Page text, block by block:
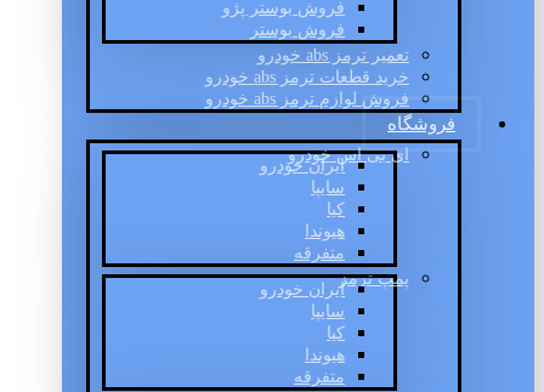
فروش بوستر پژو
فروش بوستر
تعمیر ترمز abs خودرو
خرید قطعات ترمز abs خودرو
فروش لوازم ترمز abs خودرو
فروشگاه
ای بی اس خودرو
ایران خودرو
سایپا
کیا
هیوندا
متفرقه
پمپ ترمز
ایران خودرو
سایپا
کیا
هیوندا
متفرقه